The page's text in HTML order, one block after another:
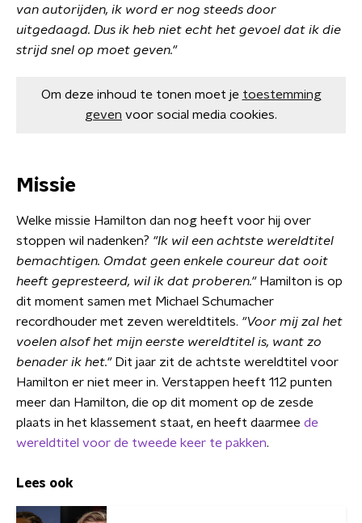
van autorijden, ik word er nog steeds door
uitgedaagd. Dus ik heb niet echt het gevoel dat ik die
strijd snel op moet geven."
Om deze inhoud te tonen moet je toestemming
geven voor social media cookies.
Missie
Welke missie Hamilton dan nog heeft voor hij over
stoppen wil nadenken? "Ik wil een achtste wereldtitel
bemachtigen. Omdat geen enkele coureur dat ooit
heeft gepresteerd, wil ik dat proberen."Hamilton is op
dit moment samen met Michael Schumacher
recordhouder met zeven wereldtitels. "Voor mij zal het
voelen alsof het mijn eerste wereldtitel is, want zo
benader ik het."Dit jaar zit de achtste wereldtitel voor
Hamilton er niet meer in. Verstappen heeft 112 punten
meer dan Hamilton, die op dit moment op de zesde
plaats in het klassement staat, en heeft daarmee de
wereldtitel voor de tweede keer te pakken.
Lees ook